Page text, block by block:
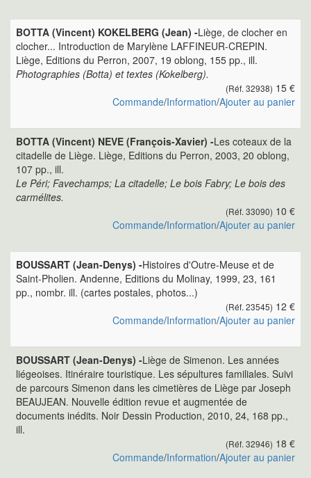
BOTTA (Vincent) KOKELBERG (Jean) -Liège, de clocher en
clocher... Introduction de Marylène LAFFINEUR-CREPIN.
Liège, Editions du Perron, 2007, 19 oblong, 155 pp., ill.
Photographies (Botta) et textes (Kokelberg).
(Réf. 32938) 15 €
Commande/Information/Ajouter au panier
BOTTA (Vincent) NEVE (François-Xavier) -Les coteaux de la
citadelle de Liège. Liège, Editions du Perron, 2003, 20 oblong,
107 pp., ill.
Le Péri; Favechamps; La citadelle; Le bois Fabry; Le bois des
carmélites.
(Réf. 33090) 10 €
Commande/Information/Ajouter au panier
BOUSSART (Jean-Denys) -Histoires d'Outre-Meuse et de
Saint-Pholien. Andenne, Editions du Molinay, 1999, 23, 161
pp., nombr. ill. (cartes postales, photos...)
(Réf. 23545) 12 €
Commande/Information/Ajouter au panier
BOUSSART (Jean-Denys) -Liège de Simenon. Les années
liégeoises. Itinéraire touristique. Les sépultures familiales. Suivi
de parcours Simenon dans les cimetières de Liège par Joseph
BEAUJEAN. Nouvelle édition revue et augmentée de
documents inédits. Noir Dessin Production, 2010, 24, 168 pp.,
ill.
(Réf. 32946) 18 €
Commande/Information/Ajouter au panier